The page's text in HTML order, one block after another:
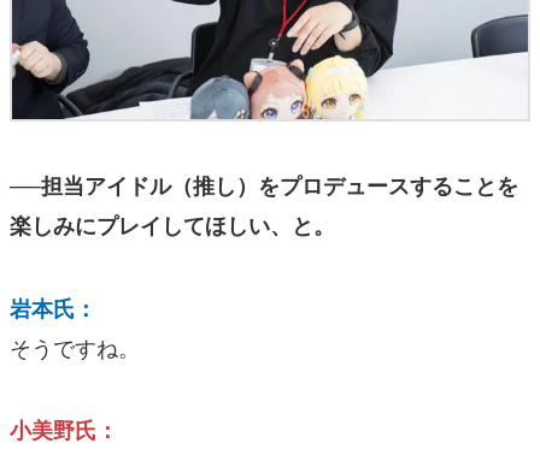
──担当アイドル（推し）をプロデュースすることを
楽しみにプレイしてほしい、と。
岩本氏：
そうですね。
小美野氏：